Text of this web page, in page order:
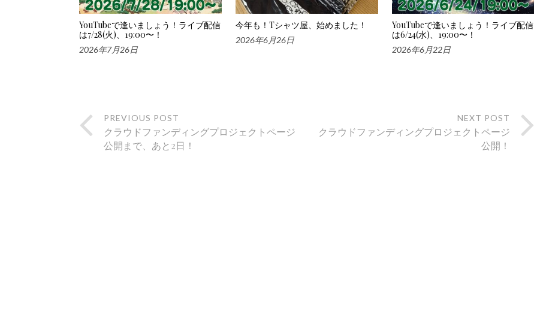
YouTubeで逢いましょう！ライブ配信
は7/28(火)、19:00〜！
2026年7月26日
今年も！Tシャツ屋、始めました！
2026年6月26日
YouTubeで逢いましょう！ライブ配信
は6/24(水)、19:00〜！
2026年6月22日
PREVIOUS POST
クラウドファンディングプロジェクトページ
公開まで、あと2日！
NEXT POST
クラウドファンディングプロジェクトページ
公開！